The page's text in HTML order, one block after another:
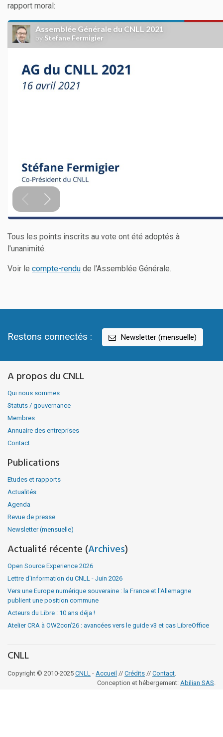
rapport moral:
Tous les points inscrits au vote ont été adoptés à
l'unanimité.
Voir le compte-rendu de l'Assemblée Générale.
Restons connectés : Newsletter (mensuelle)
A propos du CNLL
Qui nous sommes
Statuts / gouvernance
Membres
Annuaire des entreprises
Contact
Publications
Etudes et rapports
Actualités
Agenda
Revue de presse
Newsletter (mensuelle)
Actualité récente (Archives)
Open Source Experience 2026
Lettre d'information du CNLL - Juin 2026
Vers une Europe numérique souveraine : la France et l'Allemagne
publient une position commune
Acteurs du Libre : 10 ans déja !
Atelier CRA à OW2con’26 : avancées vers le guide v3 et cas LibreOffice
CNLL
Copyright © 2010-2025 CNLL - Accueil // Crédits // Contact.
Conception et hébergement: Abilian SAS.